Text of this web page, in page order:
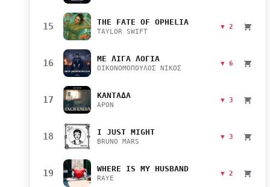
15 THE FATE OF OPHELIA
TAYLOR SWIFT
▼ 2
16 ΜΕ ΛΙΓΑ ΛΟΓΙΑ
ΟΙΚΟΝΟΜΟΠΟΥΛΟΣ ΝΙΚΟΣ
▼ 6
17 ΚΑΝΤΑΔΑ
APON
▼ 3
18 I JUST MIGHT
BRUNO MARS
▼ 3
19 WHERE IS MY HUSBAND
RAYE
▼ 2